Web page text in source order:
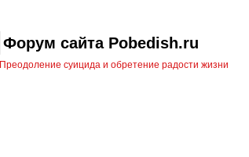
Форум сайта Pobedish.ru
Преодоление суицида и обретение радости жизни